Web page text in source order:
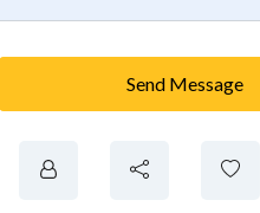
Send Message